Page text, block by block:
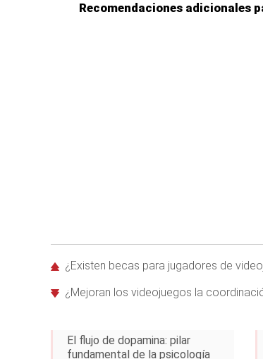
Recomendaciones adicionales
¿Existen becas para jugadores de
¿Mejoran los videojuegos la
El flujo de dopamina: pilar
fundamental de la psicología